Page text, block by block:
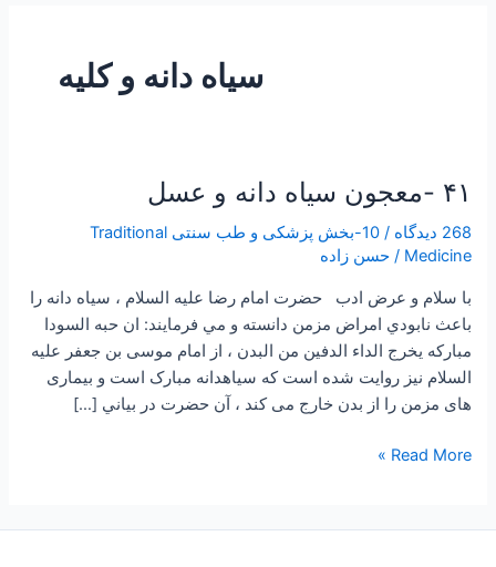
سیاه دانه و کلیه
۴۱ -معجون سیاه دانه و عسل
268 دیدگاه /
10-بخش پزشکی و طب سنتی Traditional
Medicine
/حسن زاده
با سلام و عرض ادب حضرت امام رضا علیه السلام ، سياه دانه را
باعث نابودي امراض مزمن دانسته و مي فرمايند: ان حبه السودا
مبارکه یخرج الداء الدفین من البدن ، از امام موسی بن جعفر علیه
السلام نیز روایت شده است که سیاهدانه مبارک است و بیماری
های مزمن را از بدن خارج می کند ، آن حضرت در بياني […]
۴۱
سیاه
دانه
و
عسل
Read More »